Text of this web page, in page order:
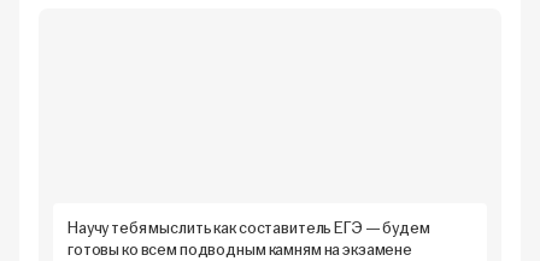
Научу тебя мыслить как составитель ЕГЭ — будем
готовы ко всем подводным камням на экзамене